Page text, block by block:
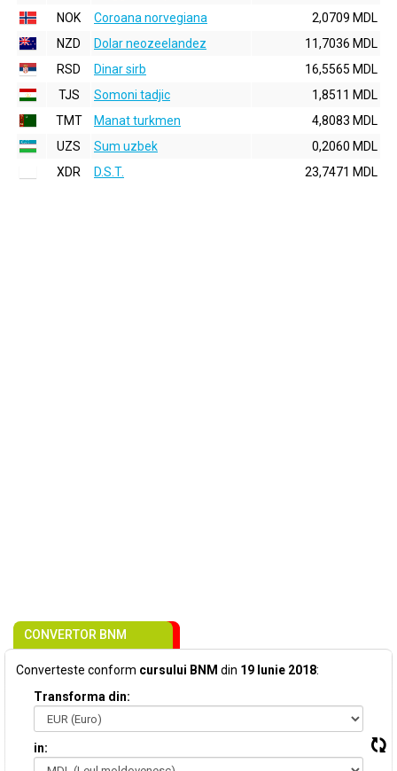
NOK
Coroana norvegiana
2,0709 MDL
NZD
Dolar neozeelandez
11,7036 MDL
RSD
Dinar sirb
16,5565 MDL
TJS
Somoni tadjic
1,8511 MDL
TMT
Manat turkmen
4,8083 MDL
UZS
Sum uzbek
0,2060 MDL
XDR
D.S.T. 23,7471 MDL
CONVERTOR BNM
Converteste conform cursului BNM din 19 Iunie 2018:
Transforma din:
in: